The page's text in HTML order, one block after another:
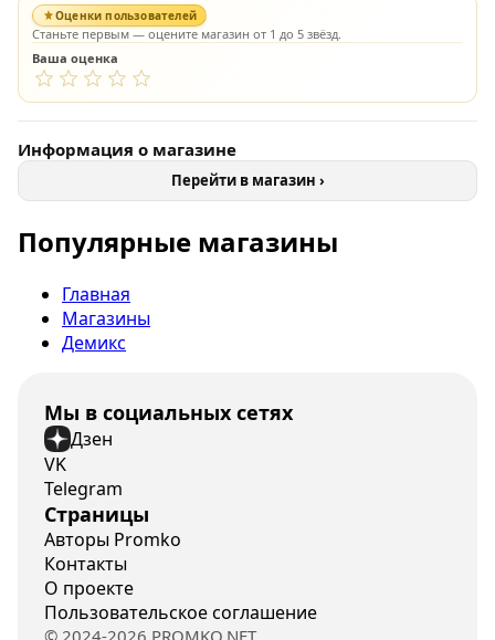
Оценки пользователей
Станьте первым — оцените магазин от 1 до 5 звёзд.
Ваша оценка
Информация о магазине
Перейти в магазин ›
Популярные магазины
Главная
Магазины
Демикс
Мы в социальных сетях
Дзен
VK
Telegram
Страницы
Авторы Promko
Контакты
О проекте
Пользовательское соглашение